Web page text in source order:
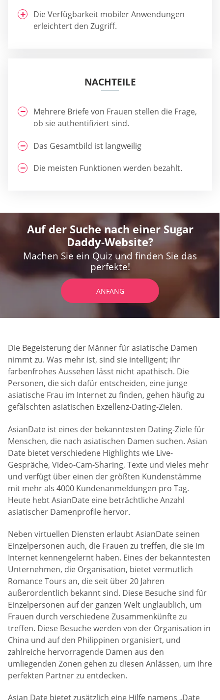
Die Verfügbarkeit mobiler Anwendungen
erleichtert den Zugriff.
NACHTEILE
Mehrere Briefe von Frauen stellen die Frage,
ob sie authentifiziert sind.
Das Gesamtbild ist langweilig
Die meisten Funktionen werden bezahlt.
Auf der Suche nach einer Sugar
Daddy-Website?
Machen Sie ein Quiz und finden Sie das
perfekte!
ANFANG
Die Begeisterung der Männer für asiatische Damen
nimmt zu. Was mehr ist, sind sie intelligent; ihr
farbenfrohes Aussehen lässt nicht apathisch. Die
Personen, die sich dafür entscheiden, eine junge
asiatische Frau im Internet zu finden, gehen häufig zu
gefälschten asiatischen Exzellenz-Dating-Zielen.
AsianDate ist eines der bekanntesten Dating-Ziele für
Menschen, die nach asiatischen Damen suchen. Asian
Date bietet verschiedene Highlights wie Live-
Gespräche, Video-Cam-Sharing, Texte und vieles mehr
und verfügt über einen der größten Kundenstämme
mit mehr als 4000 Kundenanmeldungen pro Tag.
Heute hebt AsianDate eine beträchtliche Anzahl
asiatischer Damenprofile hervor.
Neben virtuellen Diensten erlaubt AsianDate seinen
Einzelpersonen auch, die Frauen zu treffen, die sie im
Internet kennengelernt haben. Eines der bekanntesten
Unternehmen, die Organisation, bietet vermutlich
Romance Tours an, die seit über 20 Jahren
außerordentlich bekannt sind. Diese Besuche sind für
Einzelpersonen auf der ganzen Welt unglaublich, um
Frauen durch verschiedene Zusammenkünfte zu
treffen. Diese Besuche werden von der Organisation in
China und auf den Philippinen organisiert, und
zahlreiche hervorragende Damen aus den
umliegenden Zonen gehen zu diesen Anlässen, um ihre
perfekten Partner zu entdecken.
Asian Date bietet zusätzlich eine Hilfe namens „Date